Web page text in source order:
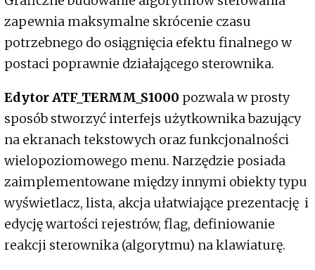
zapewnia maksymalne skrócenie czasu
potrzebnego do osiągnięcia efektu finalnego w
postaci poprawnie działającego sterownika.
Edytor ATF_TERMM_S1000 pozwala w prosty
sposób stworzyć interfejs użytkownika bazujący
na ekranach tekstowych oraz funkcjonalności
wielopoziomowego menu. Narzędzie posiada
zaimplementowane między innymi obiekty typu
wyświetlacz, lista, akcja ułatwiające prezentację i
edycję wartości rejestrów, flag, definiowanie
reakcji sterownika (algorytmu) na klawiaturę.